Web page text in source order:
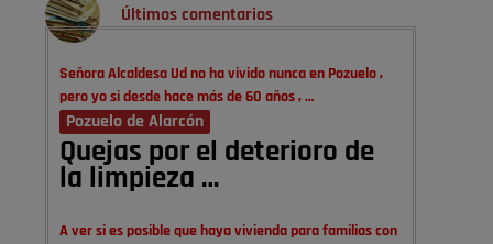
Últimos comentarios
Señora Alcaldesa Ud no ha vivido nunca en Pozuelo ,
pero yo si desde hace más de 60 años , …
Pozuelo de Alarcón
Quejas por el deterioro de
la limpieza …
A ver si es posible que haya vivienda para familias con